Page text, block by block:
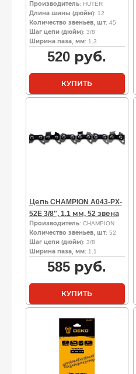
Производитель: HUTER
Длина шины (дюйм): 12
Количество звеньев, шт: 45
Шаг цепи (дюйм): 3/8
Ширина паза, мм: 1.3
520 руб.
КУПИТЬ
Цепь CHAMPION A043-PX-
52E 3/8″, 1.1 мм, 52 звена
Производитель: CHAMPION
Количество звеньев, шт: 52
Шаг цепи (дюйм): 3/8
Ширина паза, мм: 1.1
585 руб.
КУПИТЬ